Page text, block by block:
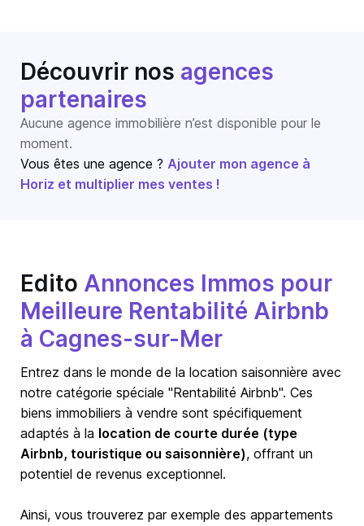
Découvrir nos agences
partenaires
Aucune agence immobilière n’est disponible pour le
moment.
Vous êtes une agence ? Ajouter mon agence à
Horiz et multiplier mes ventes !
Edito Annonces Immos pour
Meilleure Rentabilité Airbnb
à Cagnes-sur-Mer
Entrez dans le monde de la location saisonnière avec
notre catégorie spéciale "Rentabilité Airbnb". Ces
biens immobiliers à vendre sont spécifiquement
adaptés à la location de courte durée (type
Airbnb, touristique ou saisonnière), offrant un
potentiel de revenus exceptionnel.
Ainsi, vous trouverez par exemple des appartements